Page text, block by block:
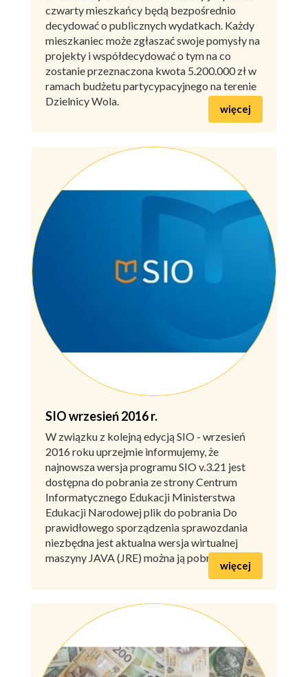
czwarty mieszkańcy będą bezpośrednio
decydować o publicznych wydatkach. Każdy
mieszkaniec może zgłaszać swoje pomysły na
projekty i współdecydować o tym na co
zostanie przeznaczona kwota 5.200.000 zł w
ramach budżetu partycypacyjnego na terenie
Dzielnicy Wola.
więcej
SIO wrzesień 2016 r.
W związku z kolejną edycją SIO - wrzesień
2016 roku uprzejmie informujemy, że
najnowsza wersja programu SIO v.3.21 jest
dostępna do pobrania ze strony Centrum
Informatycznego Edukacji Ministerstwa
Edukacji Narodowej plik do pobrania Do
prawidłowego sporządzenia sprawozdania
niezbędna jest aktualna wersja wirtualnej
maszyny JAVA (JRE) można ją pobrać tutaj
więcej